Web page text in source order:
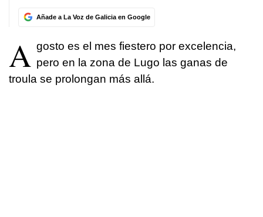
Añade a La Voz de Galicia en Google
A gosto es el mes fiestero por excelencia,
pero en la zona de Lugo las ganas de
troula se prolongan más allá.